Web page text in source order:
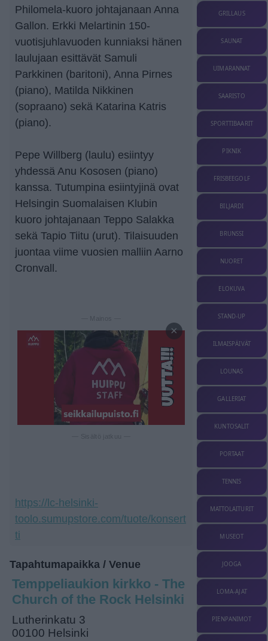
Philomela-kuoro johtajanaan Anna
Gallon. Erkki Melartinin 150-
vuotisjuhlavuoden kunniaksi hänen
laulujaan esittävät Samuli
Parkkinen (baritoni), Anna Pirnes
(piano), Matilda Nikkinen
(sopraano) sekä Katarina Katris
(piano).
Pepe Willberg (laulu) esiintyy
yhdessä Anu Kososen (piano)
kanssa. Tutumpina esiintyjinä ovat
Helsingin Suomalaisen Klubin
kuoro johtajanaan Teppo Salakka
sekä Tapio Tiitu (urut). Tilaisuuden
juontaa viime vuosien malliin Aarno
Cronvall.
— Mainos —
×
https://lc-helsinki-
toolo.sumupstore.com/tuote/konsert
ti
Tapahtumapaikka / Venue
Temppeliaukion kirkko - The
Church of the Rock Helsinki
Lutherinkatu 3
00100 Helsinki
GRILLAUS
SAUNAT
UIMARANNAT
SAARISTO
SPORTTIBAARIT
PIKNIK
FRISBEEGOLF
BILJARDI
BRUNSSI
NUORET
ELOKUVA
STAND-UP
ILMAISPÄIVÄT
LOUNAS
GALLERIAT
KUNTOSALIT
PORTAAT
TENNIS
MATTOLAITURIT
MUSEOT
JOOGA
LOMA-AJAT
PIENPANIMOT